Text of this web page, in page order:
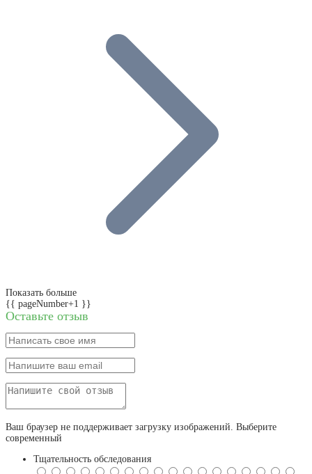
Показать больше
{{ pageNumber+1 }}
Оставьте отзыв
Ваш браузер не поддерживает загрузку изображений. Выберите
современный
Тщательность обследования